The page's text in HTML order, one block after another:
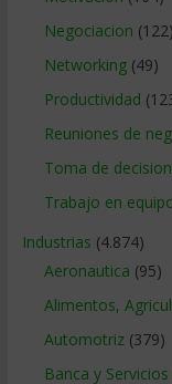
Negociacion (122)
Networking(49)
Productividad
Reuniones de
Toma de
Trabajo en
Industrias (4.874)
Aeronautica (95)
Alimentos,
Automotriz(379)
Banca y